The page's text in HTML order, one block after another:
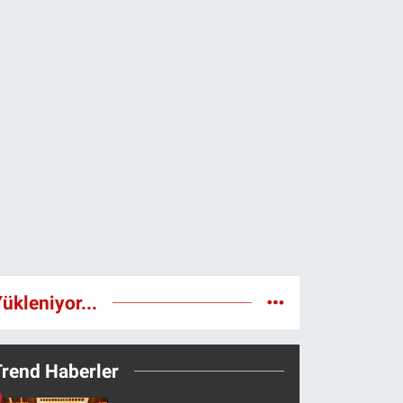
Haberler